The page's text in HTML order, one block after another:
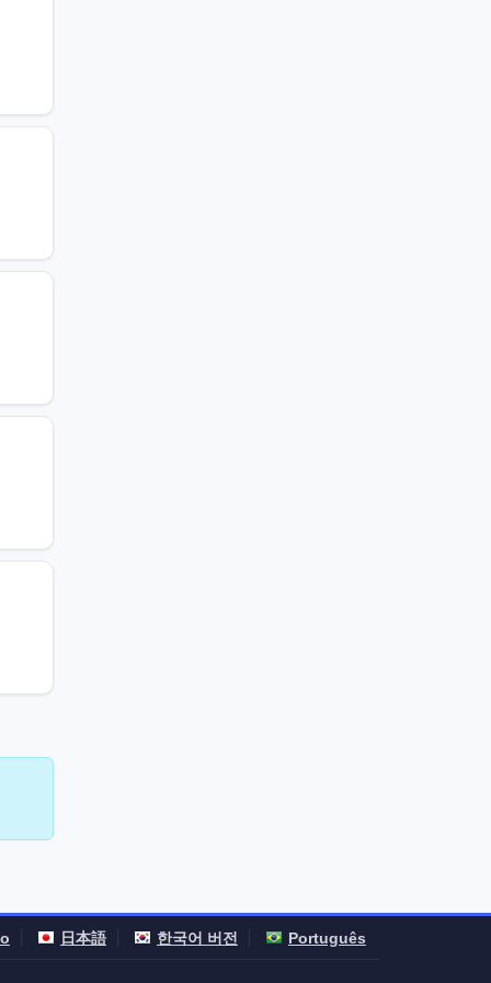
日本語 한국어 버전 Português